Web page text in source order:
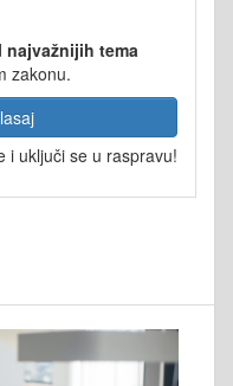
najvažnijih tema
zakonu.
i uključi se u raspravu!